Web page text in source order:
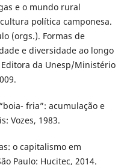
e o mundo rural
política camponesa.
(orgs.). Formas de
e diversidade ao longo
da Unesp/Ministério
fria”: acumulação e
Vozes, 1983.
o capitalismo em
Paulo: Hucitec, 2014.